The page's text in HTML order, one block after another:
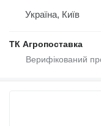
Україна, Київ
ТК Агропоставка